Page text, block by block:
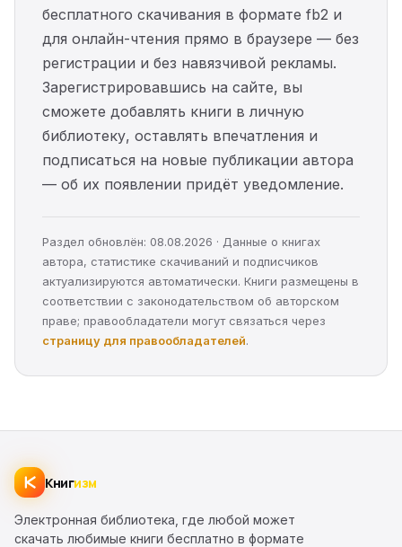
бесплатного скачивания в формате fb2 и
для онлайн-чтения прямо в браузере — без
регистрации и без навязчивой рекламы.
Зарегистрировавшись на сайте, вы
сможете добавлять книги в личную
библиотеку, оставлять впечатления и
подписаться на новые публикации автора
— об их появлении придёт уведомление.
Раздел обновлён: 08.08.2026 · Данные о книгах
автора, статистике скачиваний и подписчиков
актуализируются автоматически. Книги размещены в
соответствии с законодательством об авторском
праве; правообладатели могут связаться через
страницу для правообладателей.
Книгизм
Электронная библиотека, где любой может
скачать любимые книги бесплатно в формате